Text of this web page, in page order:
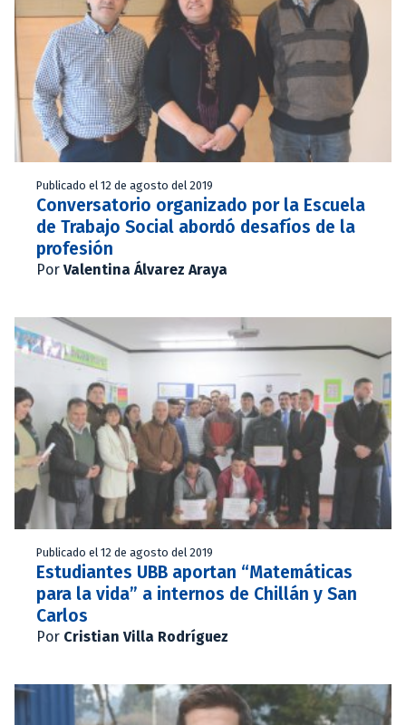
Publicado el 12 de agosto del 2019
Conversatorio organizado por la Escuela
de Trabajo Social abordó desafíos de la
profesión
Por Valentina Álvarez Araya
Publicado el 12 de agosto del 2019
Estudiantes UBB aportan “Matemáticas
para la vida” a internos de Chillán y San
Carlos
Por Cristian Villa Rodríguez